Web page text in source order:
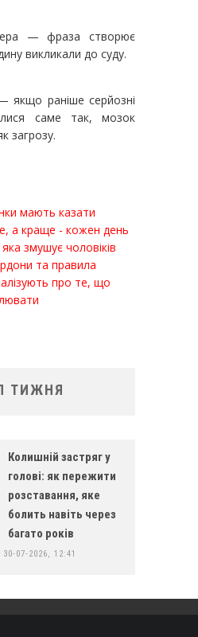
— фраза створює
викликали до суду.
якщо раніше серйозні
саме так, мозок
загрозу.
мають казати
а краще - кожен день
змушує чоловіків
та правила
про те, що
ТИЖНЯ
Колишній застряг у
голові: як пережити
розставання, яке
болить навіть через
багато років
30-07-2026, 12:41